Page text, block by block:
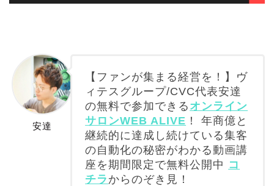
安達
【ファンが集まる経営を！】ヴ
ィテスグループ/CVC代表安達
の無料で参加できる オンライン
サロンWEB ALIVE ！ 年商億と
継続的に達成し続けている集客
の自動化の秘密がわかる動画講
座を期間限定で無料公開中 コ
チラ からのぞき見！